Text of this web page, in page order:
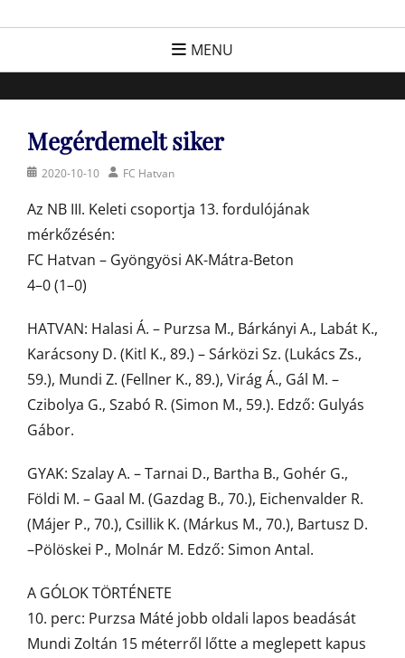
FC Hatvan
Egyesület a hatvani labdarúgásért, sportért!
MENU
Megérdemelt siker
Posted2020-10-10 AuthorFC Hatvan
Az NB III. Keleti csoportja 13. fordulójának
mérkőzésén:
FC Hatvan – Gyöngyösi AK-Mátra-Beton
4–0 (1–0)
HATVAN: Halasi Á. – Purzsa M., Bárkányi A., Labát K.,
Karácsony D. (Kitl K., 89.) – Sárközi Sz. (Lukács Zs.,
59.), Mundi Z. (Fellner K., 89.), Virág Á., Gál M. –
Czibolya G., Szabó R. (Simon M., 59.). Edző: Gulyás
Gábor.
GYAK: Szalay A. – Tarnai D., Bartha B., Gohér G.,
Földi M. – Gaal M. (Gazdag B., 70.), Eichenvalder R.
(Májer P., 70.), Csillik K. (Márkus M., 70.), Bartusz D.
–Pölöskei P., Molnár M. Edző: Simon Antal.
A GÓLOK TÖRTÉNETE
10. perc: Purzsa Máté jobb oldali lapos beadását
Mundi Zoltán 15 méterről lőtte a meglepett kapus